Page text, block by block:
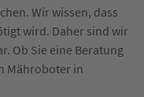
Wir wissen, dass
wird. Daher sind wir
Ob Sie eine Beratung
Mähroboter in